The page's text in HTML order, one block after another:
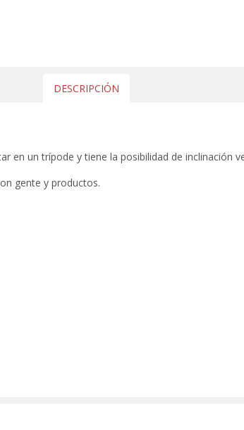
DESCRIPCIÓN
en un trípode y tiene la posibilidad de inclinación
gente y productos.